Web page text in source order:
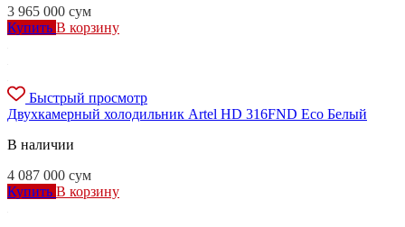
3 965 000 сум
Купить В корзину
Быстрый просмотр
Двухкамерный холодильник Artel HD 316FND Eco Белый
В наличии
4 087 000 сум
Купить В корзину